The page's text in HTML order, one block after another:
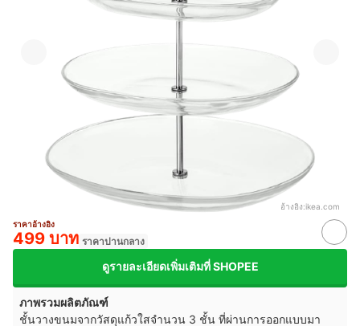
อ้างอิง:ikea.com
ราคาอ้างอิง
499 บาท ราคาปานกลาง
ดูรายละเอียดเพิ่มเติมที่ SHOPEE
ภาพรวมผลิตภัณฑ์
ชั้นวางขนมจากวัสดุแก้วใสจำนวน 3 ชั้น ที่ผ่านการออกแบบมา